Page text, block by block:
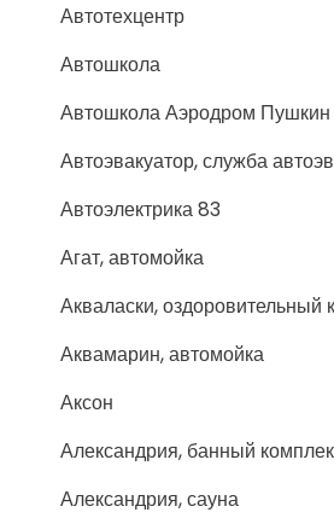
Автотехцентр
Автошкола
Автошкола Аэродром Пушкин
Автоэвакуатор, служба
Автоэлектрика 83
Агат, автомойка
Акваласки, оздоровительный
Аквамарин, автомойка
Аксон
Александрия, банный
Александрия, сауна